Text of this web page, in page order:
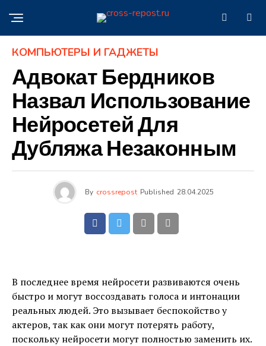
КОМПЬЮТЕРЫ И ГАДЖЕТЫ
Адвокат Бердников
Назвал Использование
Нейросетей Для
Дубляжа Незаконным
By crossrepost Published 28.04.2025
В последнее время нейросети развиваются очень
быстро и могут воссоздавать голоса и интонации
реальных людей. Это вызывает беспокойство у
актеров, так как они могут потерять работу,
поскольку нейросети могут полностью заменить их.